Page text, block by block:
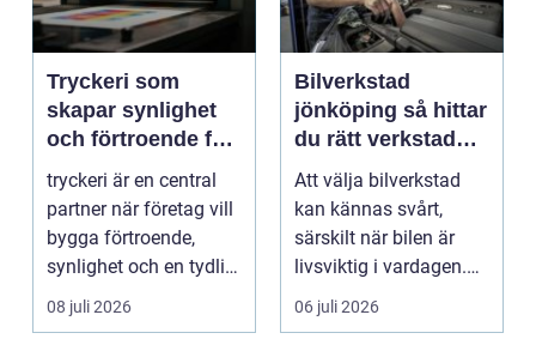
Tryckeri som
skapar synlighet
och förtroende för
ditt företag
tryckeri är en central
partner när företag vill
bygga förtroende,
synlighet och en tydlig
profil i a...
08 juli 2026
Bilverkstad
jönköping så hittar
du rätt verkstad
för din bil
Att välja bilverkstad
kan kännas svårt,
särskilt när bilen är
livsviktig i vardagen.
För många biläg...
06 juli 2026